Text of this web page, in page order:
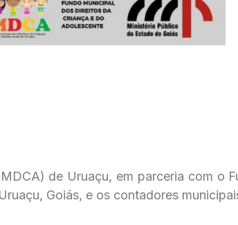
de Uruaçu, em parceria com o
Goiás, e os contadores